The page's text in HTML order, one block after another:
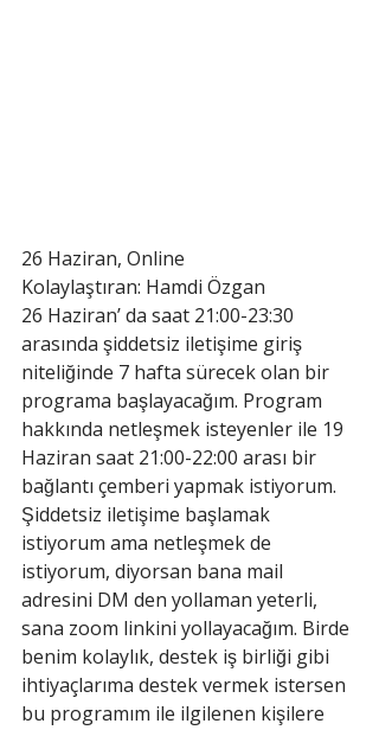
26 Haziran, Online
Kolaylaştıran: Hamdi Özgan
26 Haziran’ da saat 21:00-23:30
arasında şiddetsiz iletişime giriş
niteliğinde 7 hafta sürecek olan bir
programa başlayacağım. Program
hakkında netleşmek isteyenler ile 19
Haziran saat 21:00-22:00 arası bir
bağlantı çemberi yapmak istiyorum.
Şiddetsiz iletişime başlamak
istiyorum ama netleşmek de
istiyorum, diyorsan bana mail
adresini DM den yollaman yeterli,
sana zoom linkini yollayacağım. Birde
benim kolaylık, destek iş birliği gibi
ihtiyaçlarıma destek vermek istersen
bu programım ile ilgilenen kişilere